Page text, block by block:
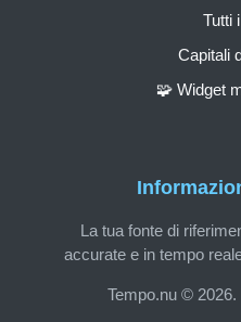
La tua fonte di
accurate e in tempo
Tempo.nu © 2026.
Tutti
Capitali
🧩 Widget